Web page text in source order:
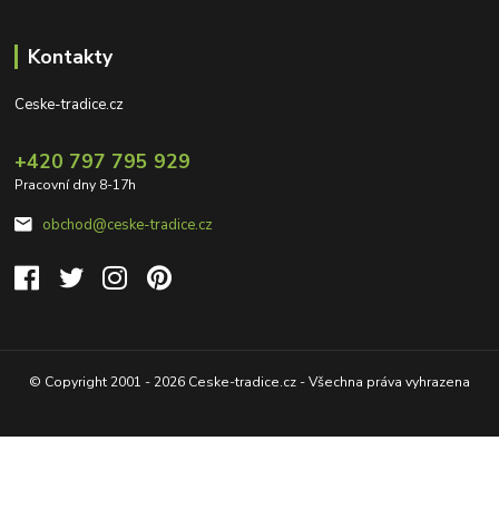
Kontakty
Ceske-tradice.cz
+420 797 795 929
Pracovní dny 8-17h
obchod@ceske-tradice.cz
© Copyright 2001 - 2026 Ceske-tradice.cz - Všechna práva vyhrazena